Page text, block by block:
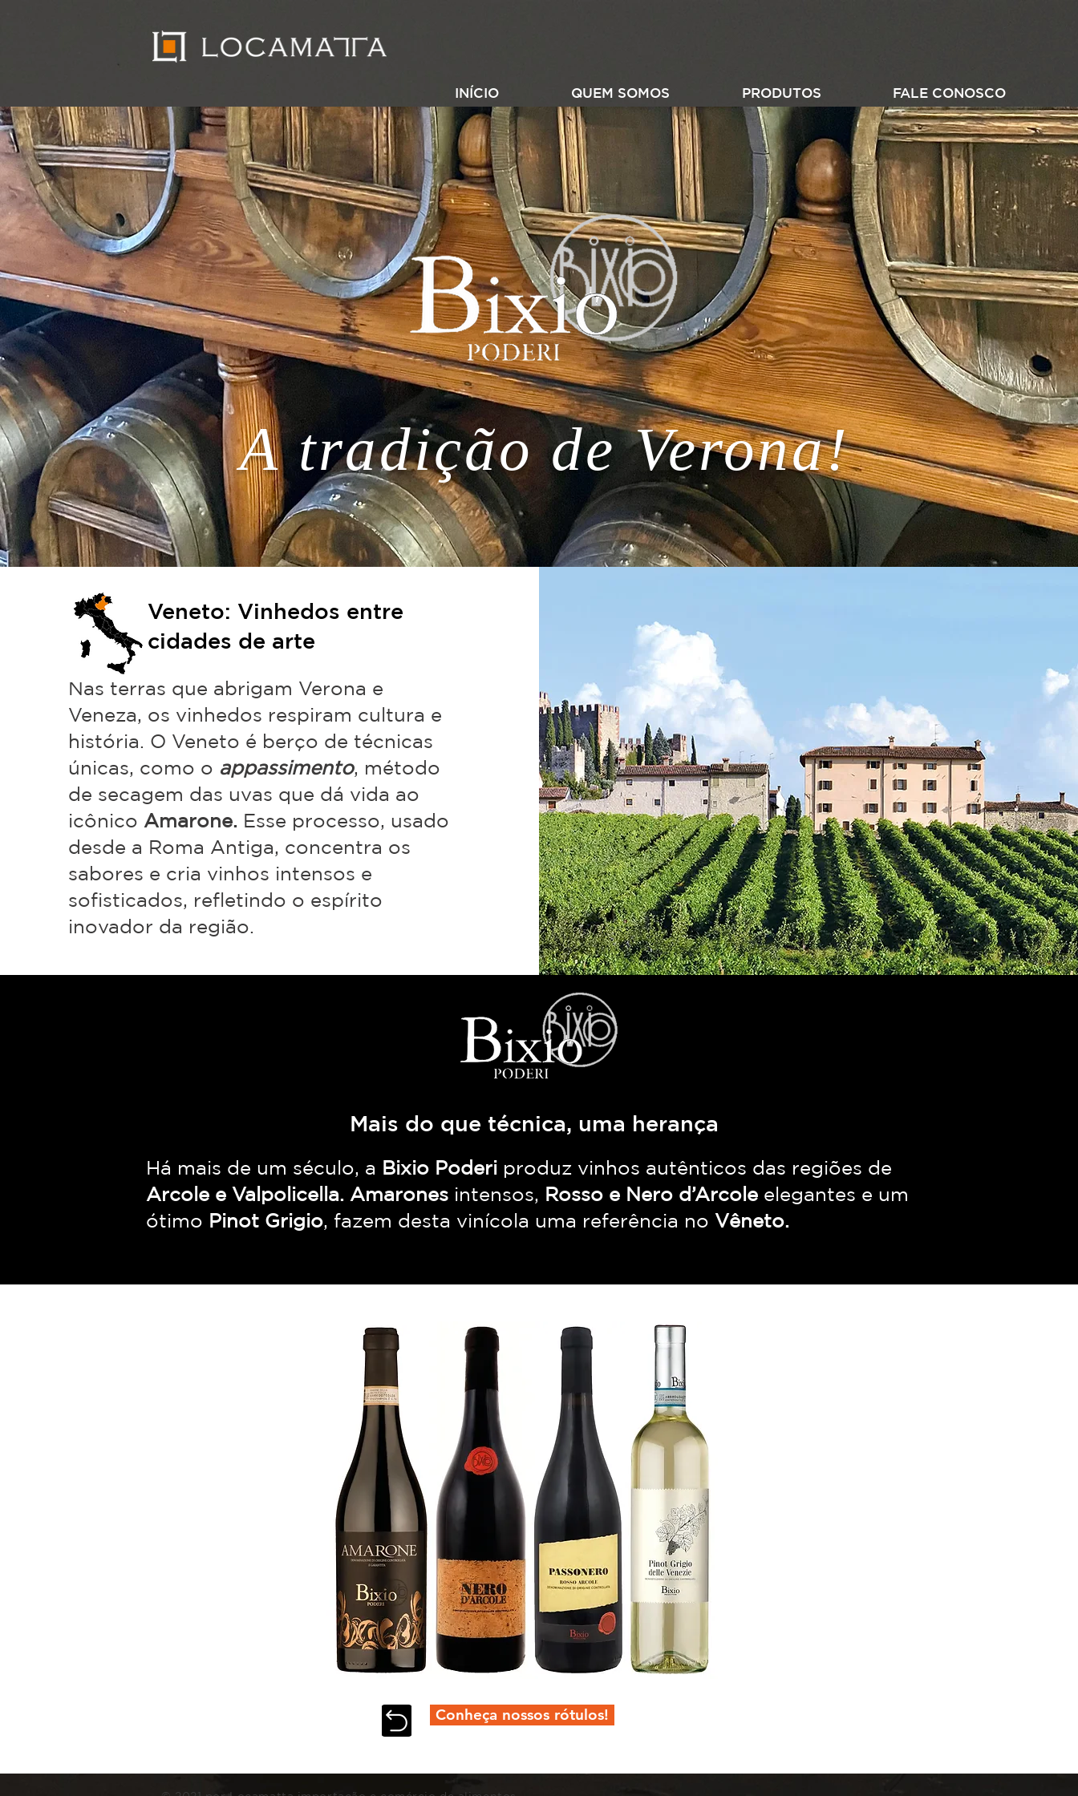
INÍCIO QUEM SOMOS PRODUTOS FALE CONOSCO
A tradição de Verona!
Veneto: Vinhedos entre
cidades de arte
Nas terras que abrigam Verona e
Veneza, os vinhedos respiram cultura e
história. O Veneto é berço de técnicas
únicas, como o appassimento, método
de secagem das uvas que dá vida ao
icônico Amarone. Esse processo, usado
desde a Roma Antiga, concentra os
sabores e cria vinhos intensos e
sofisticados, refletindo o espírito
inovador da região.
Mais do que técnica, uma herança
Há mais de um século, a Bixio Poderi produz vinhos autênticos das regiões de
Arcole e Valpolicella. Amarones intensos, Rosso e Nero d’Arcole elegantes e um
ótimo Pinot Grigio, fazem desta vinícola uma referência no Vêneto.
Conheça nossos rótulos!